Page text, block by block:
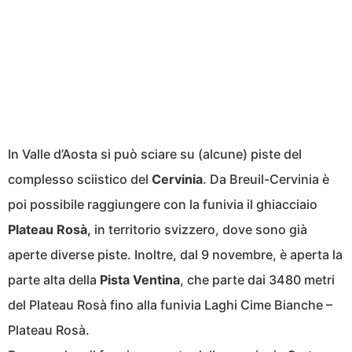
In Valle d’Aosta si può sciare su (alcune) piste del
complesso sciistico del Cervinia. Da Breuil-Cervinia è
poi possibile raggiungere con la funivia il ghiacciaio
Plateau Rosà, in territorio svizzero, dove sono già
aperte diverse piste. Inoltre, dal 9 novembre, è aperta la
parte alta della Pista Ventina, che parte dai 3480 metri
del Plateau Rosà fino alla funivia Laghi Cime Bianche –
Plateau Rosà.